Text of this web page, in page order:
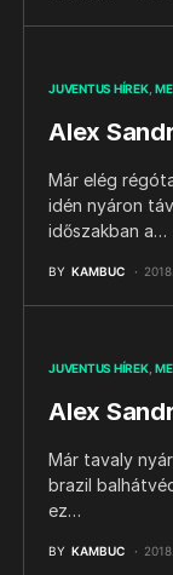
JUVENTUS HÍREK
Alex
Már elég
idén nyáron
időszakban a…
BY KAMBUC
JUVENTUS HÍREK
Alex
Már tavaly
brazil
ez…
BY KAMBUC